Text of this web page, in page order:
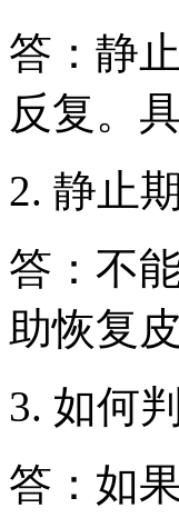
答：静
反复。
2. 静止
答：不
助恢复
3. 如何
答：如